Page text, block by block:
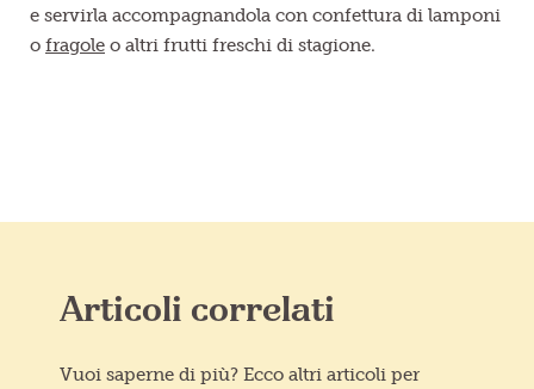
e servirla accompagnandola con confettura di lamponi
o fragole o altri frutti freschi di stagione.
Articoli correlati
Vuoi saperne di più? Ecco altri articoli per